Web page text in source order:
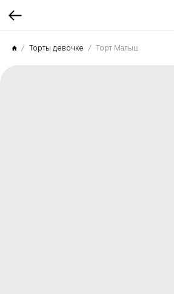
Торты девочке Торт Малыш